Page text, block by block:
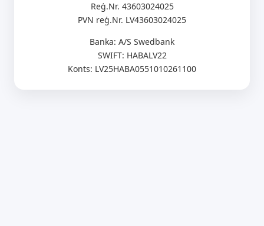
Reģ.Nr. 43603024025
PVN reģ.Nr. LV43603024025
Banka: A/S Swedbank
SWIFT: HABALV22
Konts: LV25HABA0551010261100